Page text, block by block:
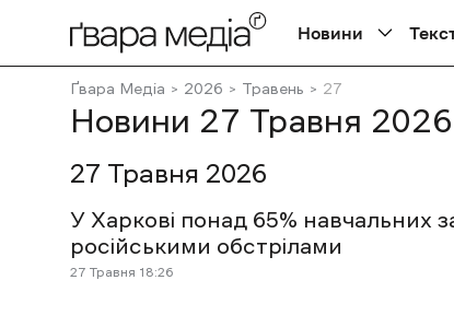
Новини
Ґвара Медіа 2026 Травень 27
Новини 27 Травня 2026
27 Травня 2026
У Харкові понад 65% навчальних
російськими обстрілами
27 Травня 18:26